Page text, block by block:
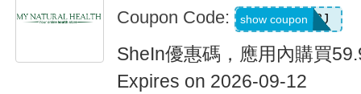
Coupon Code: VJTWP3J
show coupon
SheIn優惠碼，應用內購買
Expires on 2026-09-12